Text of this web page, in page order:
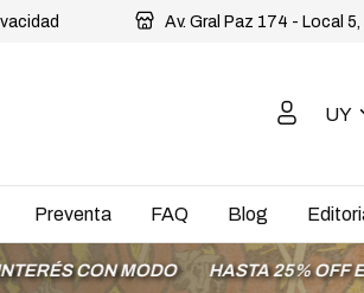
Av. Gral Paz 174 - Local
UY
Preventa FAQ Blog
HASTA 25% OFF EN LA SECCIÓN